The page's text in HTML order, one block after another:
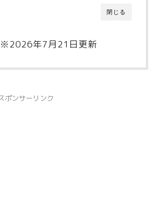
閉じる
※2026年7月21日更新
ポンサーリンク